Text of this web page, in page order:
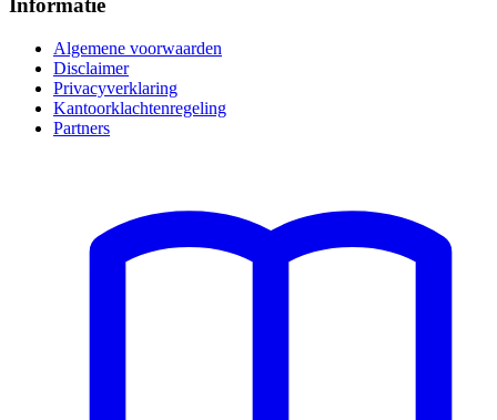
Informatie
Algemene voorwaarden
Disclaimer
Privacyverklaring
Kantoorklachtenregeling
Partners